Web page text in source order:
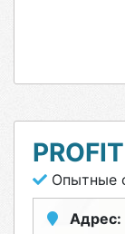
PROFIT
Опытные
Адрес: